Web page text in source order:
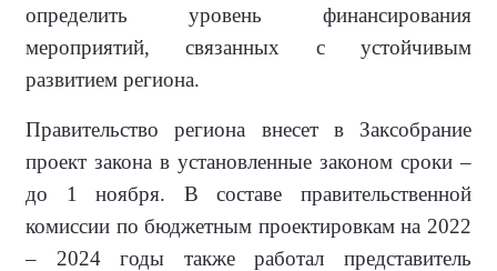
определить уровень финансирования
мероприятий, связанных с устойчивым
развитием региона.
Правительство региона внесет в Заксобрание
проект закона в установленные законом сроки –
до 1 ноября. В составе правительственной
комиссии по бюджетным проектировкам на 2022
– 2024 годы также работал представитель